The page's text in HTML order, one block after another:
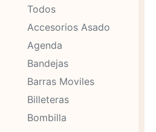
Accesorios Asado
Agenda
Bandejas
Barras Moviles
Billeteras
Bombilla
Todos